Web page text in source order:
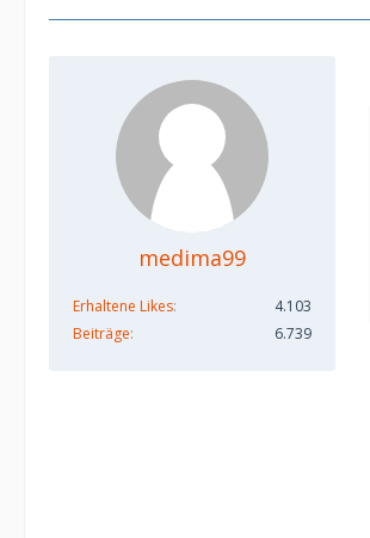
medima99
Erhaltene Likes
4.103
Beiträge
6.739